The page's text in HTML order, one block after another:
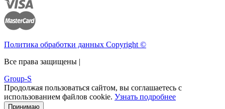
Политика обработки данных Copyright ©
Все права защищены |
Group-S
Продолжая пользоваться сайтом, вы соглашаетесь с
использованием файлов cookie. Узнать подробнее
Принимаю